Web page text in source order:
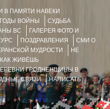
И В ПАМЯТИ НАВЕКИ
ВОЙНЫ
СУДЬБА
ВС
ГАЛЕРЕЯ ФОТО И
ПОЗДРАВЛЕНИЯ
СМИ О
МУДРОСТИ
НЕ
КАК ЖИВЁШЬ
ГРОДНЕНЩИНЫ В
СВЯЗИ
НАПИСАТЬ